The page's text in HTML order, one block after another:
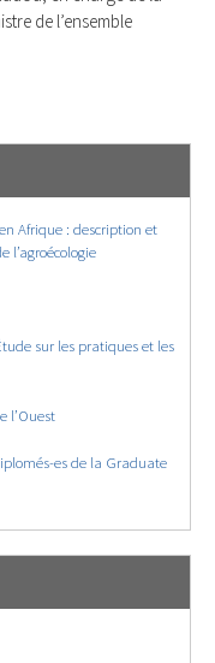
de l’ensemble
Afrique : description et
l’agroécologie
sur les pratiques et les
l’Ouest
es de la Graduate